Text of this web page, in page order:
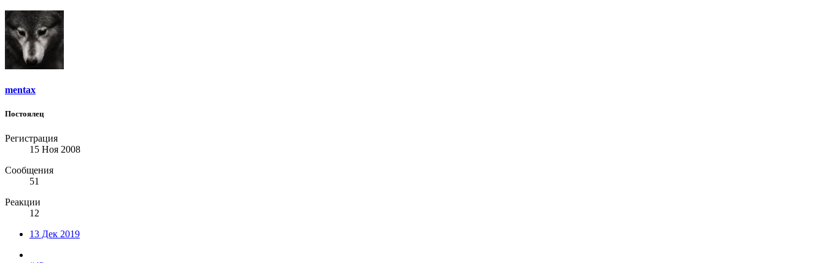
mentax
Постоялец
Регистрация
15 Ноя 2008
Сообщения
51
Реакции
12
13 Дек 2019